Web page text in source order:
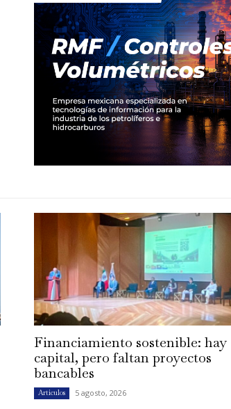
Financiamiento sostenible: hay
capital, pero faltan proyectos
bancables
Artículos 5 agosto, 2026